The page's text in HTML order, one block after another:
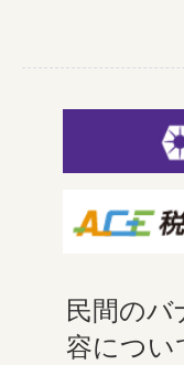
民間の
容につい